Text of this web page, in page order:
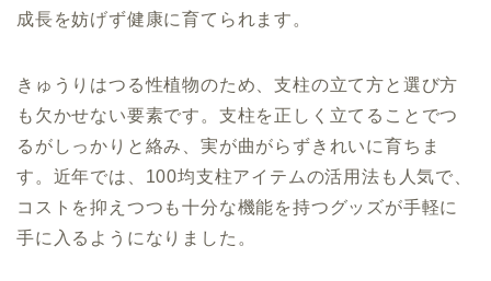
成長を妨げず健康に育てられます。
きゅうりはつる性植物のため、支柱の立て方と選び方
も欠かせない要素です。支柱を正しく立てることでつ
るがしっかりと絡み、実が曲がらずきれいに育ちま
す。近年では、100均支柱アイテムの活用法も人気で、
コストを抑えつつも十分な機能を持つグッズが手軽に
手に入るようになりました。